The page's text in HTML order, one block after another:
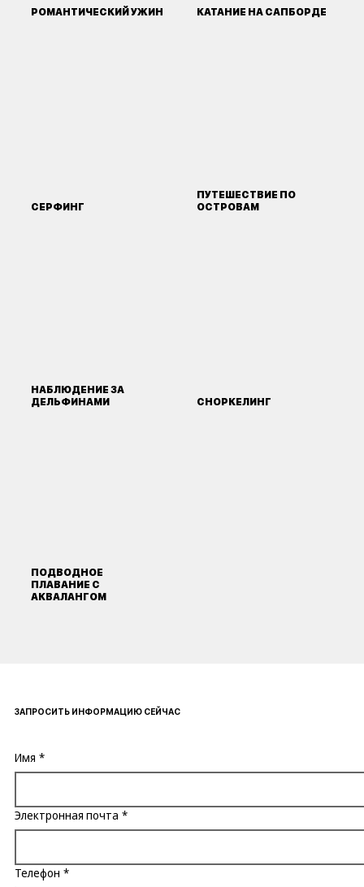
РОМАНТИЧЕСКИЙ УЖИН КАТАНИЕ НА САПБОРДЕ
СЕРФИНГ
ПУТЕШЕСТВИЕ ПО
ОСТРОВАМ
НАБЛЮДЕНИЕ ЗА
ДЕЛЬФИНАМИ
СНОРКЕЛИНГ
ПОДВОДНОЕ
ПЛАВАНИЕ С
АКВАЛАНГОМ
Имя *
Электронная почта *
Телефон *
ЗАПРОСИТЬ ИНФОРМАЦИЮ СЕЙЧАС